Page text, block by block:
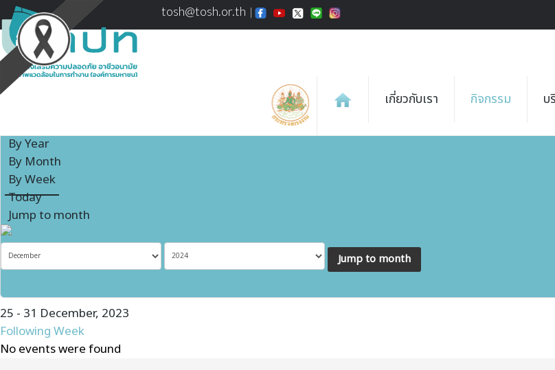
tosh@tosh.or.th
เกี่ยวกับเรา กิจกรรม บ
Events Calendar
By Year
By Month
By Week
Today
Jump to month
Jump to month
25 - 31 December, 2023
Following Week
No events were found